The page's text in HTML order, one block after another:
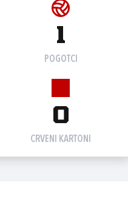
1
POGOTCI
0
CRVENI KARTONI